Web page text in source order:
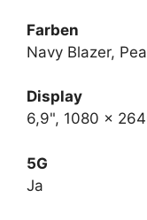
Farben
Navy Blazer,
Display
6,9", 1080 x
5G
Ja